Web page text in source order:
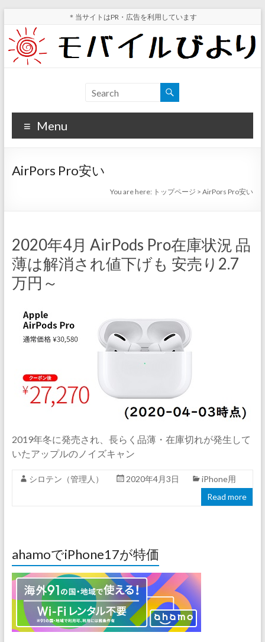
content
＊当サイトはPR・広告を利用しています
バ
イ
ル
び
ビュ
ホ値
サイ
ト
Menu
AirPors Pro安い
You are here: トップページ >AirPors Pro安い
2020年4月 AirPods Pro在庫状況 品
薄は解消され値下げも 安売り2.7
万円～
2019年冬に発売され、長らく品薄・在庫切れが発生して
いたアップルのノイズキャン
シロテン（管理人） 2020年4月3日
iPhone用
Read more
ahamoでiPhone17が特価